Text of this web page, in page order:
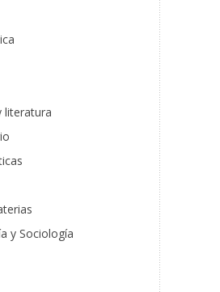
literatura
y Sociología